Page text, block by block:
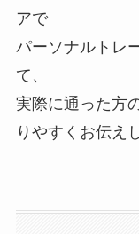
アで
パーソナルトレ
て、
実際に通った方
りやすくお伝え